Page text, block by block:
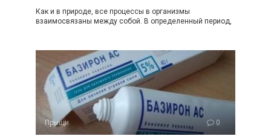
Как и в природе, все процессы в организмы
взаимосвязаны между собой. В определенный период,
Прыщи 0